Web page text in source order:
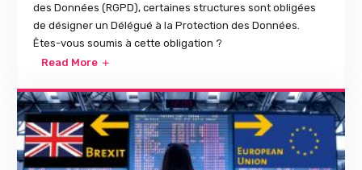
des Données (RGPD), certaines structures sont obligées
de désigner un Délégué à la Protection des Données.
Êtes-vous soumis à cette obligation ?
Read More